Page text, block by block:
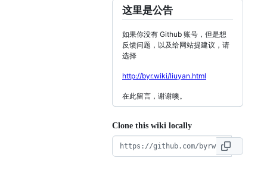
这里是公告
如果你没有 Github 账号，但是想
反馈问题，以及给网站提建议，请
选择
http://byr.wiki/liuyan.html
在此留言，谢谢噢。
Clone this wiki locally